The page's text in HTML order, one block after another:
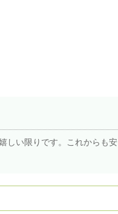
しい限りです。これからも安